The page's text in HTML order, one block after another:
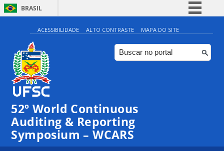
BRASIL
Simplifique!
Comunica BR
Participe
ACESSIBILIDADE ALTO CONTRASTE MAPA DO SITE
52º World Continuous
Auditing & Reporting
Symposium – WCARS